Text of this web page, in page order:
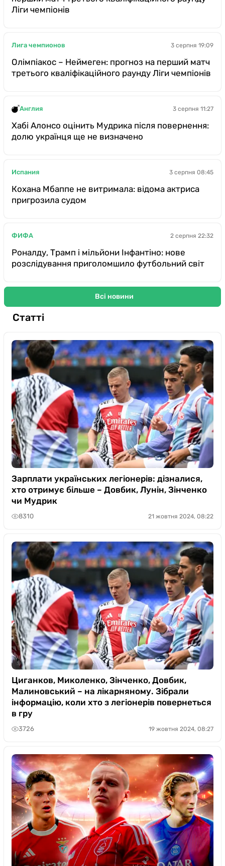
Ліги чемпіонів
Лига чемпионов 3 серпня 19:09
Олімпіакос – Неймеген: прогноз на перший матч
третього кваліфікаційного раунду Ліги чемпіонів
Англия 3 серпня 11:27
Хабі Алонсо оцінить Мудрика після повернення:
долю українця ще не визначено
Испания 3 серпня 08:45
Кохана Мбаппе не витримала: відома актриса
пригрозила судом
ФИФА 2 серпня 22:32
Роналду, Трамп і мільйони Інфантіно: нове
розслідування приголомшило футбольний світ
Всі новини
Статті
Зарплати українських легіонерів: дізналися,
хто отримує більше – Довбик, Лунін, Зінченко
чи Мудрик
8310 21 жовтня 2024, 08:22
Циганков, Миколенко, Зінченко, Довбик,
Малиновський – на лікарняному. Зібрали
інформацію, коли хто з легіонерів повернеться
в гру
3726 19 жовтня 2024, 08:27